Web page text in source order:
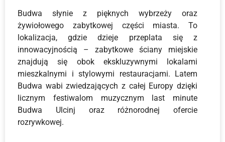
Budwa słynie z pięknych wybrzeży oraz
żywiołowego zabytkowej części miasta. To
lokalizacja, gdzie dzieje przeplata się z
innowacyjnością – zabytkowe ściany miejskie
znajdują się obok ekskluzywnymi lokalami
mieszkalnymi i stylowymi restauracjami. Latem
Budwa wabi zwiedzających z całej Europy dzięki
licznym festiwalom muzycznym last minute
Budwa Ulcinj oraz różnorodnej ofercie
rozrywkowej.